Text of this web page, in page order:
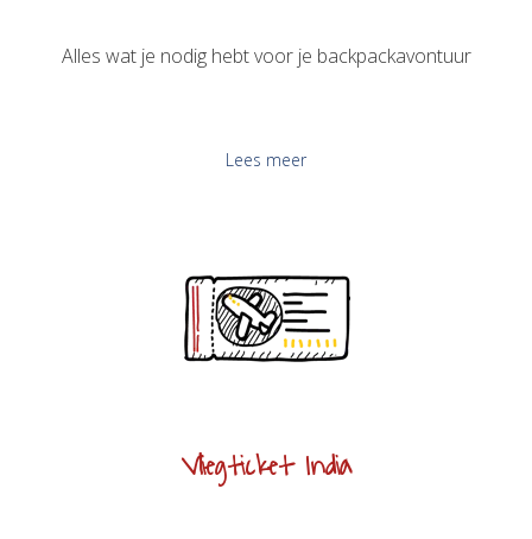
Alles wat je nodig hebt voor je backpackavontuur
Lees meer
Vliegticket India